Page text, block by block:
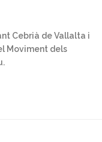
Cebrià de Vallalta i
Moviment dels